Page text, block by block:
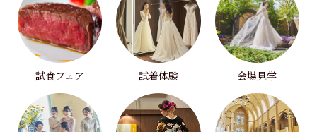
試食フェア 試着体験 会場見学